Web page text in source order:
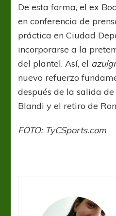
De esta forma, el ex
en conferencia de
práctica en Ciudad
incorporarse a la
del plantel. Así, el
nuevo refuerzo
después de la salida
Blandi y el retiro de
FOTO: TyCSports.com